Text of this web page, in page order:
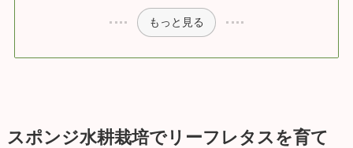
もっと見る
スポンジ水耕栽培でリーフレタスを育て